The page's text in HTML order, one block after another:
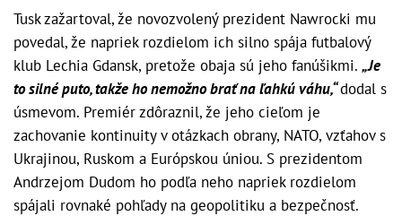
Tusk zažartoval, že novozvolený prezident Nawrocki mu
povedal, že napriek rozdielom ich silno spája futbalový
klub Lechia Gdansk, pretože obaja sú jeho fanúšikmi. „Je
to silné puto, takže ho nemožno brať na ľahkú váhu,“dodal s
úsmevom. Premiér zdôraznil, že jeho cieľom je
zachovanie kontinuity v otázkach obrany, NATO, vzťahov s
Ukrajinou, Ruskom a Európskou úniou. S prezidentom
Andrzejom Dudom ho podľa neho napriek rozdielom
spájali rovnaké pohľady na geopolitiku a bezpečnosť.